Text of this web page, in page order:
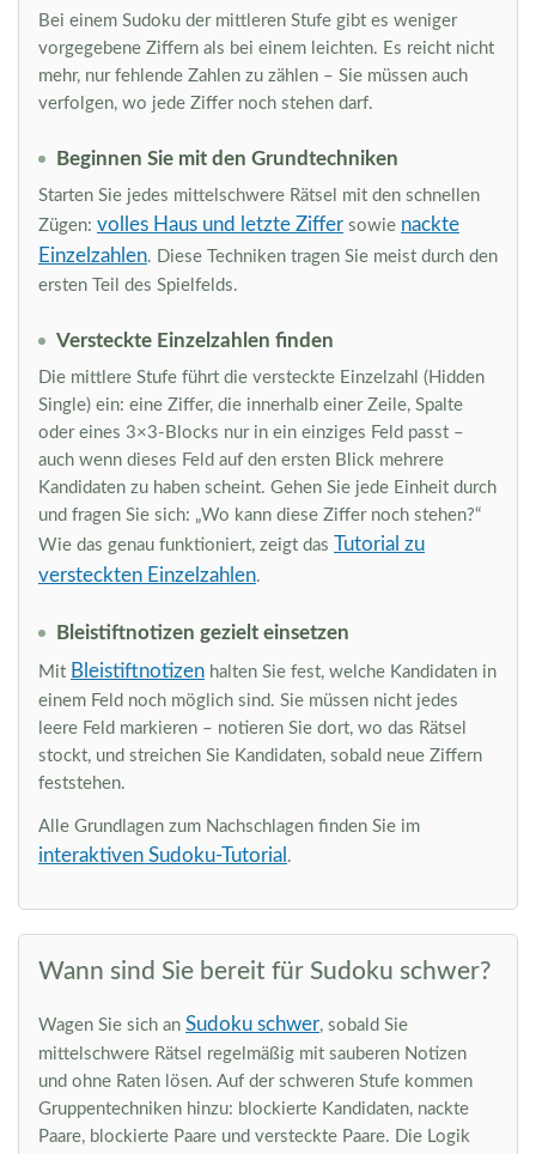
Bei einem Sudoku der mittleren Stufe gibt es weniger
vorgegebene Ziffern als bei einem leichten. Es reicht nicht
mehr, nur fehlende Zahlen zu zählen – Sie müssen auch
verfolgen, wo jede Ziffer noch stehen darf.
Beginnen Sie mit den Grundtechniken
Starten Sie jedes mittelschwere Rätsel mit den schnellen
Zügen: volles Haus und letzte Ziffer sowie nackte
Einzelzahlen. Diese Techniken tragen Sie meist durch den
ersten Teil des Spielfelds.
Versteckte Einzelzahlen finden
Die mittlere Stufe führt die versteckte Einzelzahl (Hidden
Single) ein: eine Ziffer, die innerhalb einer Zeile, Spalte
oder eines 3×3-Blocks nur in ein einziges Feld passt –
auch wenn dieses Feld auf den ersten Blick mehrere
Kandidaten zu haben scheint. Gehen Sie jede Einheit durch
und fragen Sie sich: „Wo kann diese Ziffer noch stehen?“
Wie das genau funktioniert, zeigt das Tutorial zu
versteckten Einzelzahlen.
Bleistiftnotizen gezielt einsetzen
Mit Bleistiftnotizen halten Sie fest, welche Kandidaten in
einem Feld noch möglich sind. Sie müssen nicht jedes
leere Feld markieren – notieren Sie dort, wo das Rätsel
stockt, und streichen Sie Kandidaten, sobald neue Ziffern
feststehen.
Alle Grundlagen zum Nachschlagen finden Sie im
interaktiven Sudoku-Tutorial .
Wann sind Sie bereit für Sudoku schwer?
Wagen Sie sich an Sudoku schwer, sobald Sie
mittelschwere Rätsel regelmäßig mit sauberen Notizen
und ohne Raten lösen. Auf der schweren Stufe kommen
Gruppentechniken hinzu: blockierte Kandidaten, nackte
Paare, blockierte Paare und versteckte Paare. Die Logik